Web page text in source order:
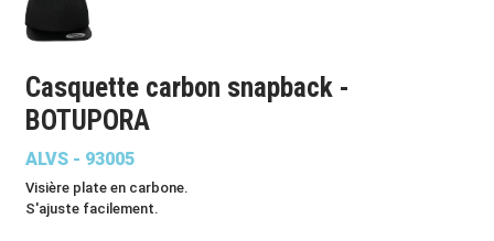
Casquette carbon snapback -
BOTUPORA
ALVS - 93005
Visière plate en carbone.
S'ajuste facilement.